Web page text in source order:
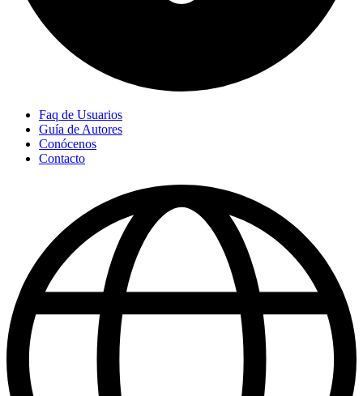
Faq de Usuarios
Guía de Autores
Conócenos
Contacto